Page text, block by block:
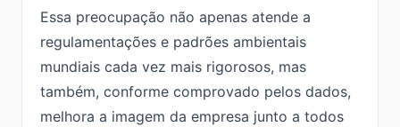
Essa preocupação não apenas atende a
regulamentações e padrões ambientais
mundiais cada vez mais rigorosos, mas
também, conforme comprovado pelos dados,
melhora a imagem da empresa junto a todos